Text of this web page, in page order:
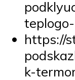
https://
k-